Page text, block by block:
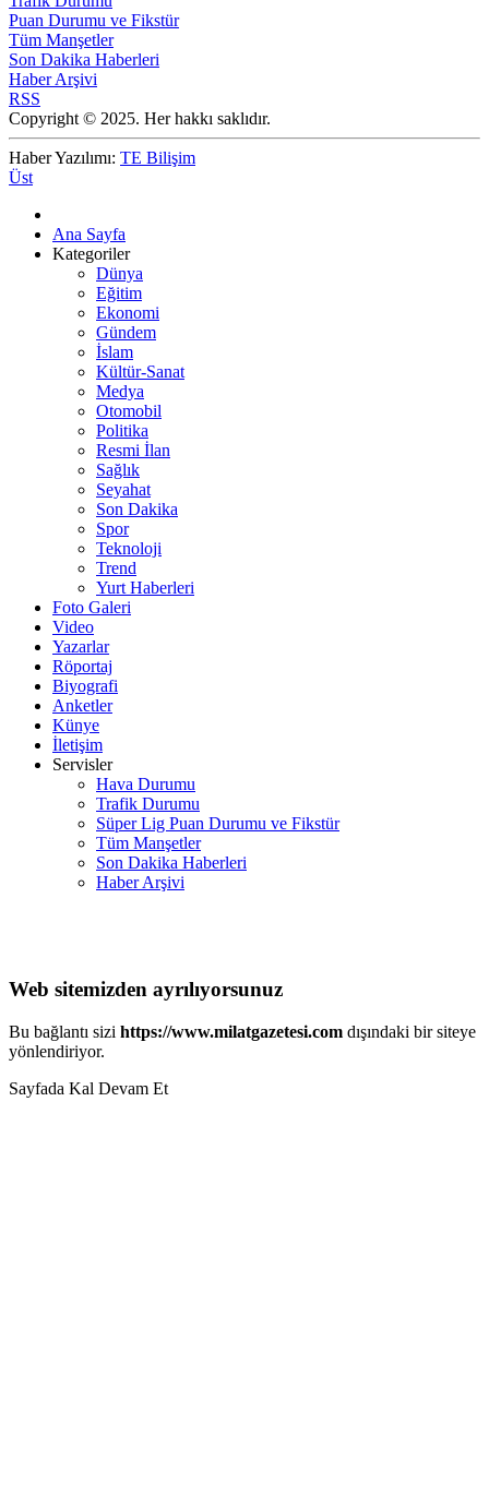
Puan Durumu ve Fikstür
Tüm Manşetler
Son Dakika Haberleri
Haber Arşivi
RSS
Copyright © 2025. Her hakkı saklıdır.
Haber Yazılımı: TE Bilişim
Üst
Ana Sayfa
Kategoriler
Dünya
Eğitim
Ekonomi
Gündem
İslam
Kültür-Sanat
Medya
Otomobil
Politika
Resmi İlan
Sağlık
Seyahat
Son Dakika
Spor
Teknoloji
Trend
Yurt Haberleri
Foto Galeri
Video
Yazarlar
Röportaj
Biyografi
Anketler
Künye
İletişim
Servisler
Hava Durumu
Trafik Durumu
Süper Lig Puan Durumu ve Fikstür
Tüm Manşetler
Son Dakika Haberleri
Haber Arşivi
Web sitemizden ayrılıyorsunuz
Bu bağlantı sizi https://www.milatgazetesi.com dışındaki bir siteye
yönlendiriyor.
Sayfada Kal Devam Et